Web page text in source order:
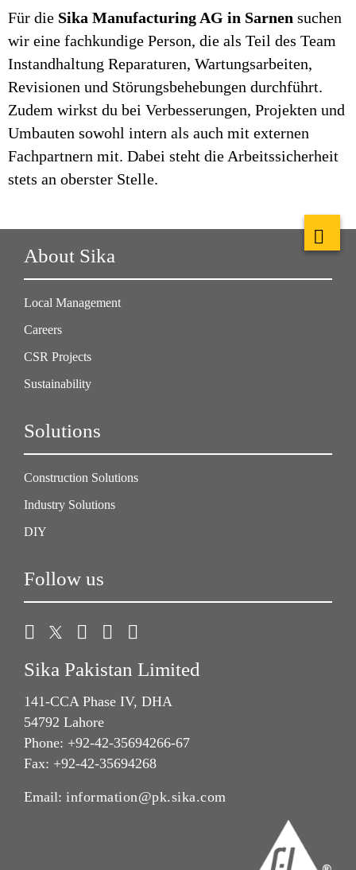
Für die Sika Manufacturing AG in Sarnen suchen
wir eine fachkundige Person, die als Teil des Team
Instandhaltung Reparaturen, Wartungsarbeiten,
Revisionen und Störungsbehebungen durchführt.
Zudem wirkst du bei Verbesserungen, Projekten und
Umbauten sowohl intern als auch mit externen
Fachpartnern mit. Dabei steht die Arbeitssicherheit
stets an oberster Stelle.
About Sika
Local Management
Careers
CSR Projects
Sustainability
Solutions
Construction Solutions
Industry Solutions
DIY
Follow us
Sika Pakistan Limited
141-CCA Phase IV, DHA
54792 Lahore
Phone: +92-42-35694266-67
Fax: +92-42-35694268
Email: information@pk.sika.com